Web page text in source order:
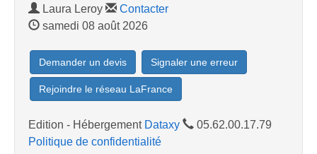
Laura Leroy
Contacter
samedi 08 août 2026
Demander un devis Signaler une erreur
Rejoindre le réseau LaFrance
Edition - Hébergement Dataxy
05.62.00.17.79
Politique de confidentialité